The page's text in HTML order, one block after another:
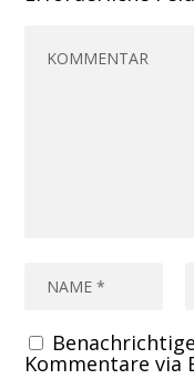
Kommentare via